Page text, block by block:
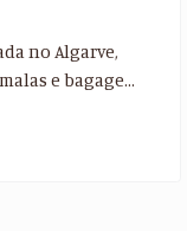
no Algarve,
e bagage...